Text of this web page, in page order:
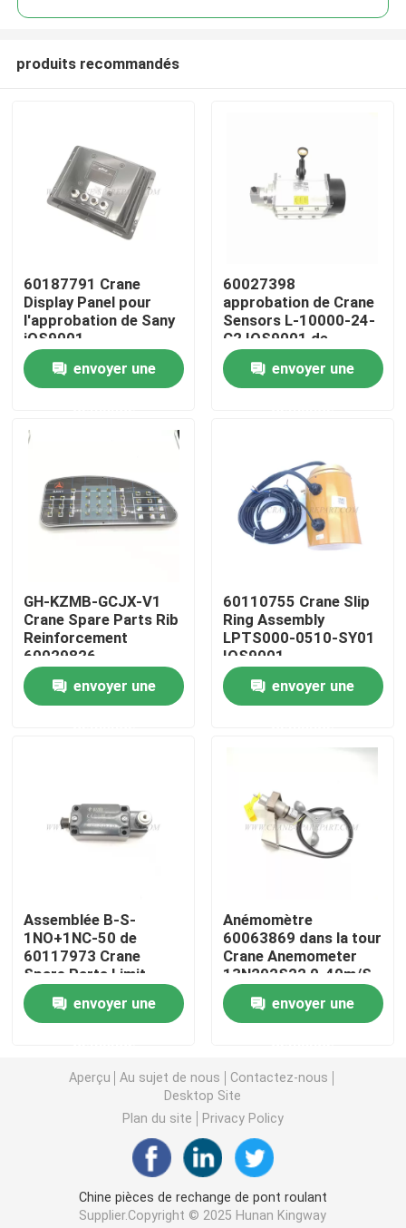
Aperçu
Produits
Contrôle de la qualité
nouvelles
Demande de soumission
Crane Electrical Parts
Crane Undercarriage Parts
Crane Engine Parts
Crane Boom Parts
Crane Light
produits recommandés
60187791 Crane
Display Panel pour
l'approbation de Sany
iOS9001
envoyer une
60027398
approbation de Crane
Sensors L-10000-24-
C2 IOS9001 de
déplacement
envoyer une
GH-KZMB-GCJX-V1
Crane Spare Parts Rib
Reinforcement
60029826
envoyer une
60110755 Crane Slip
Ring Assembly
LPTS000-0510-SY01
IOS9001
envoyer une
Assemblée B-S-
1NO+1NC-50 de
60117973 Crane
Spare Parts Limit
Switch
envoyer une
Anémomètre
60063869 dans la tour
Crane Anemometer
13N292S22 0-40m/S
de grue
envoyer une
Aperçu Au sujet de nous
Contactez-nous
Desktop Site
Plan du site
Privacy Policy
Chine pièces de rechange de pont roulant
Supplier.Copyright © 2025 Hunan Kingway